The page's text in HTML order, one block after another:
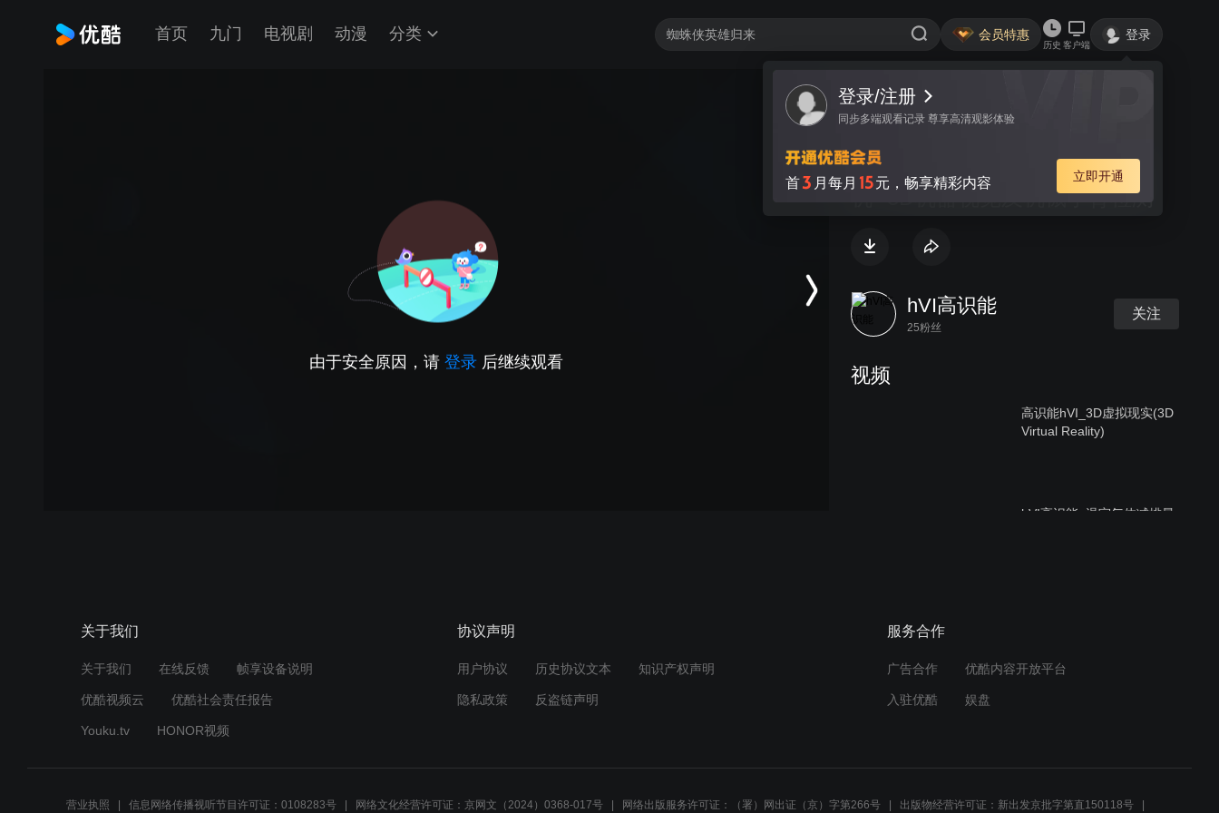
首页 九门 电视剧 动漫 分类 会员特惠
历史 客户端
登录
登录/注册
同步多端观看记录 尊享高清观影体验
首3 月每月 15元，畅享精彩内容 立即开通
由于安全原因，请 登录 后继续观看
视频 讨论
高识能(hVI)_Raytrix四维光场相
机--3D机器视觉及机械手臂检测
hVI高识能
25粉丝
关注
视频
高识能hVI_3D虚拟现实(3D
Virtual Reality)
hVI高识能_温室气体减排最
关于我们
关于我们 在线反馈 帧享设备说明
优酷视频云 优酷社会责任报告
Youku.tv HONOR视频
协议声明
用户协议 历史协议文本 知识产权声明
隐私政策 反盗链声明
服务合作
广告合作 优酷内容开放平台
入驻优酷 娱盘
营业执照 信息网络传播视听节目许可证：0108283号 网络文化经营许可证：京网文（2024）0368-017号 网络出版服务许可证：（署）网出证（京）字第266号 出版物经营许可证：新出发京批字第直150118号